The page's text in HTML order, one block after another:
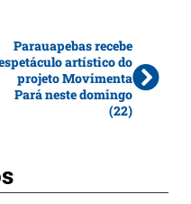
Parauapebas recebe
artístico do
projeto Movimenta
Pará neste domingo
(22)